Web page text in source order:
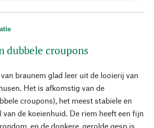
dubbele croupons
braunem glad leer uit de looierij van
Het is afkomstig van de
croupons), het meest stabiele en
van de koeienhuid. De riem heeft een fijn
en de donkere, gerolde gesp is